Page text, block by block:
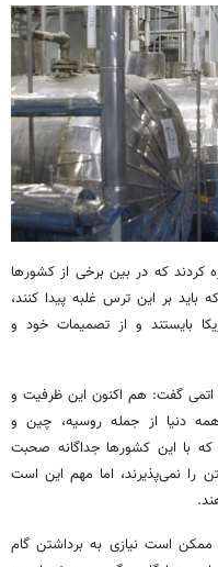
کردند که در بین برخی از کشورها
باید بر این ترس غلبه پیدا کنند،
بایستند و از تصمیمات خود و
اتمی گفت: هم اکنون این ظرفیت و
همه دنیا از جمله روسیه، چین و
که با این کشورها جداگانه صحبت
را نمی‌پذیرند، اما مهم این است
ممکن است نیازی به برداشتن گام